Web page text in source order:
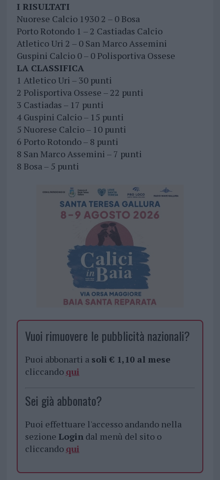
I RISULTATI
Nuorese Calcio 1930 2 – 0 Bosa
Porto Rotondo 1 – 2 Castiadas Calcio
Atletico Uri 2 – 0 San Marco Assemini
Guspini Calcio 0 – 0 Polisportiva Ossese
LA CLASSIFICA
1 Atletico Uri – 30 punti
2 Polisportiva Ossese – 22 punti
3 Castiadas – 17 punti
4 Guspini Calcio – 15 punti
5 Nuorese Calcio – 10 punti
6 Porto Rotondo – 8 punti
8 San Marco Assemini – 7 punti
8 Bosa – 5 punti
Vuoi rimuovere le pubblicità nazionali?
Puoi abbonarti a soli € 1,10 al mese
cliccando qui
Sei già abbonato?
Puoi effettuare l'accesso andando nella
sezione Logindal menù del sito o
cliccando qui